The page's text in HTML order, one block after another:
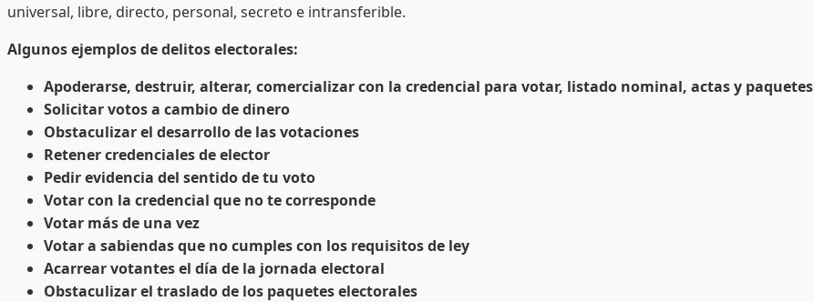
universal, libre, directo, personal, secreto e intransferible.
Algunos ejemplos de delitos electorales:
Apoderarse, destruir, alterar, comercializar con la credencial para votar, listado nominal, actas y
Solicitar votos a cambio de dinero
Obstaculizar el desarrollo de las votaciones
Retener credenciales de elector
Pedir evidencia del sentido de tu voto
Votar con la credencial que no te corresponde
Votar más de una vez
Votar a sabiendas que no cumples con los requisitos de ley
Acarrear votantes el día de la jornada electoral
Obstaculizar el traslado de los paquetes electorales